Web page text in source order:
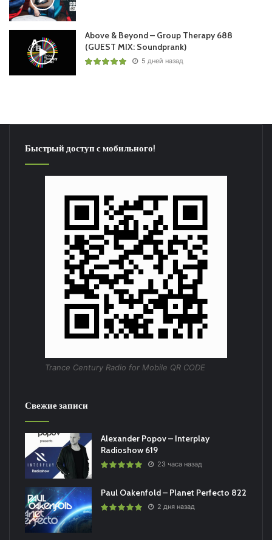
24 Fergie – Level Up /ARMIND (ARMADA)/
25 ID – ID
Понравился выпуск?
Пользовательская оценка:Будь первым !
Above & Beyond – Group Therapy 688
(GUEST MIX: Soundprank)
5 дней назад
Быстрый доступ с мобильного!
Trance Century Radio for Mobile QR CODE
Свежие записи
Alexander Popov – Interplay
Radioshow 619
23 часа назад
Paul Oakenfold – Planet Perfecto 822
2 дня назад